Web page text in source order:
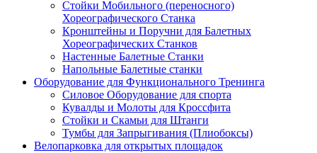
Стойки Мобильного (переносного)
Хореографического Станка
Кронштейны и Поручни для Балетных
Хореографических Станков
Настенные Балетные Станки
Напольные Балетные станки
Оборудование для Функционального Тренинга
Силовое Оборудование для спорта
Кувалды и Молоты для Кроссфита
Стойки и Скамьи для Штанги
Тумбы для Запрыгивания (Плиобоксы)
Велопарковка для открытых площадок